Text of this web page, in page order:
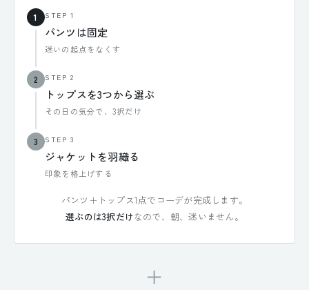
1 STEP 1
パンツは固定
迷いの起点をなくす
2 STEP 2
トップスを3つから選ぶ
その日の気分で、3択だけ
3 STEP 3
ジャケットを羽織る
印象を格上げする
パンツ＋トップス1点でコーデが完成します。
選ぶのは3択だけなので、朝、迷いません。
＋